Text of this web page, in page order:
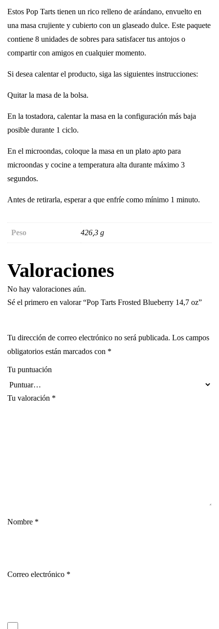
Estos Pop Tarts tienen un rico relleno de arándano, envuelto en
una masa crujiente y cubierto con un glaseado dulce. Este paquete
contiene 8 unidades de sobres para satisfacer tus antojos o
compartir con amigos en cualquier momento.
Si desea calentar el producto, siga las siguientes instrucciones:
Quitar la masa de la bolsa.
En la tostadora, calentar la masa en la configuración más baja
posible durante 1 ciclo.
En el microondas, coloque la masa en un plato apto para
microondas y cocine a temperatura alta durante máximo 3
segundos.
Antes de retirarla, esperar a que enfríe como mínimo 1 minuto.
Peso 426,3 g
Valoraciones
No hay valoraciones aún.
Sé el primero en valorar “Pop Tarts Frosted Blueberry 14,7 oz”
Tu dirección de correo electrónico no será publicada. Los campos
obligatorios están marcados con *
Tu puntuación
Tu valoración *
Nombre *
Correo electrónico *